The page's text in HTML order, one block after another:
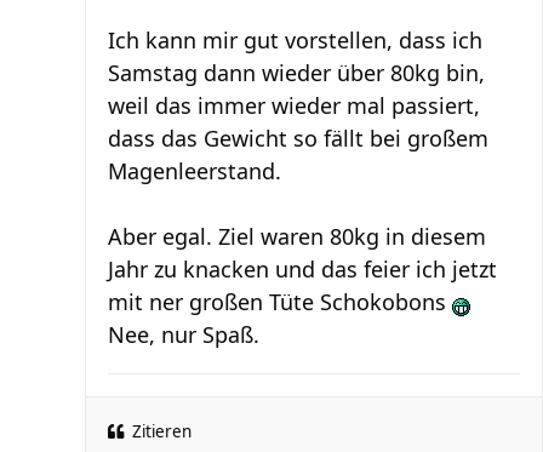
Ich kann mir gut vorstellen, dass ich
Samstag dann wieder über 80kg bin,
weil das immer wieder mal passiert,
dass das Gewicht so fällt bei großem
Magenleerstand.
Aber egal. Ziel waren 80kg in diesem
Jahr zu knacken und das feier ich jetzt
mit ner großen Tüte Schokobons
Nee, nur Spaß.
Zitieren